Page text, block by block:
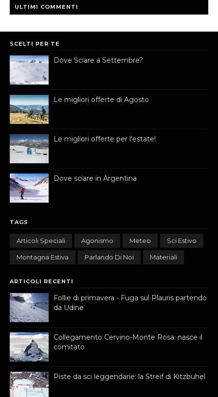
ULTIMI COMMENTI
SCELTI PER TE
Dove Sciare a Settembre?
Le migliori offerte di Agosto
Le migliori offerte per l'estate!
Dove sciare in Argentina
TAGS
Articoli Speciali Agonismo Meteo Sci Estivo
Montagna Estiva Parlando Di Noi Materiali
ARTICOLI RECENTI
Follie di primavera - Fuga sul Plauris partendo
da Udine
Collegamento Cervino-Monte Rosa: nasce il
comitato
Piste da sci leggendarie: la Streif di Kitzbuhel